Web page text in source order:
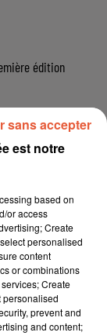
est notre
based on
or access
Create
personalised
content
or combinations
Create
personalised
prevent and
and content;
sans accepter